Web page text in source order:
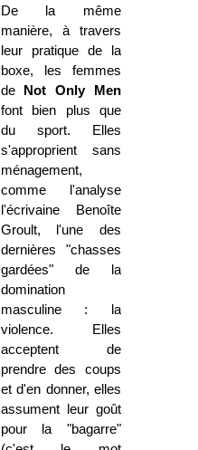
De la même
manière, à travers
leur pratique de la
boxe, les femmes
de
Not Only Men
font bien plus que
du sport. Elles
s'approprient sans
ménagement,
comme l'analyse
l'écrivaine Benoîte
Groult, l'une des
dernières "chasses
gardées" de la
domination
masculine : la
violence. Elles
acceptent de
prendre des coups
et d'en donner, elles
assument leur goût
pour la "bagarre"